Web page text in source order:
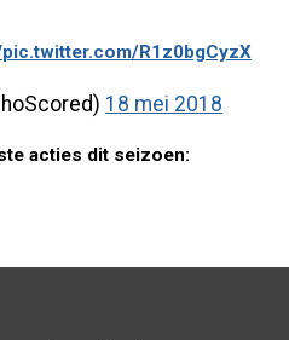
pic.twitter.com/R1z0bgCyzX
18 mei 2018
acties dit seizoen: